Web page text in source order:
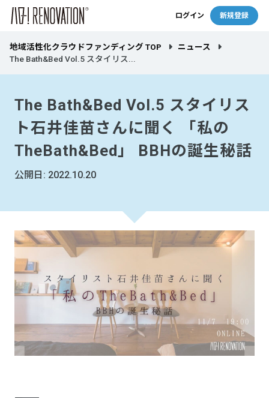
ログイン 新規登録
地域活性化クラウドファンディング TOP
ニュース
The Bath&Bed Vol.5 スタイリス...
The Bath&Bed Vol.5 スタイリス
ト石井佳苗さんに聞く 「私の
TheBath&Bed」 BBHの誕生秘話
公開日: 2022.10.20
――――――――――